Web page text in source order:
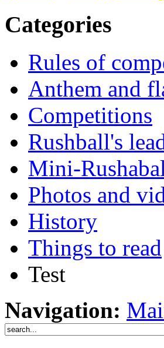
Categories
Rules of
Anthem and
Competitions
Rushball's
Mini-
Photos and
History
Things to read
Test
Navigation: